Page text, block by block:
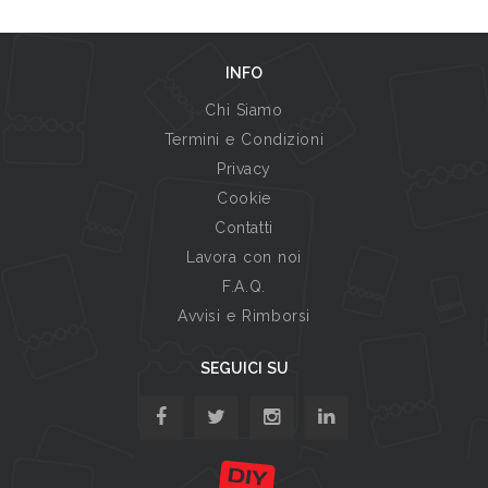
INFO
Chi Siamo
Termini e Condizioni
Privacy
Cookie
Contatti
Lavora con noi
F.A.Q.
Avvisi e Rimborsi
SEGUICI SU